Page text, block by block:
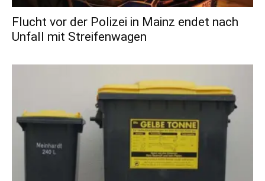
Flucht vor der Polizei in Mainz endet nach
Unfall mit Streifenwagen